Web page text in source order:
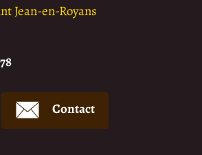
Jean-en-Royans
Contact